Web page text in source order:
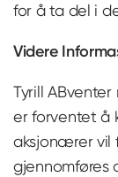
for å ta del i
Videre
Tyrill
er forventet å
aksjonærer vil
gjennomføres